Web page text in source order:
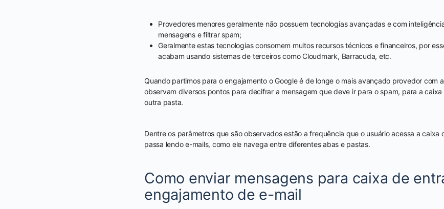
Provedores menores geralmente não possuem tecnologias avançadas e com
mensagens e filtrar spam;
Geralmente estas tecnologias consomem muitos recursos técnicos e financeiros, por
acabam usando sistemas de terceiros como Cloudmark, Barracuda, etc.
Quando partimos para o engajamento o Google é de longe o mais avançado provedor com
observam diversos pontos para decifrar a mensagem que deve ir para o spam, para a
outra pasta.
Dentre os parâmetros que são observados estão a frequência que o usuário acessa a
passa lendo e-mails, como ele navega entre diferentes abas e pastas.
Como enviar mensagens para caixa de
engajamento de e-mail